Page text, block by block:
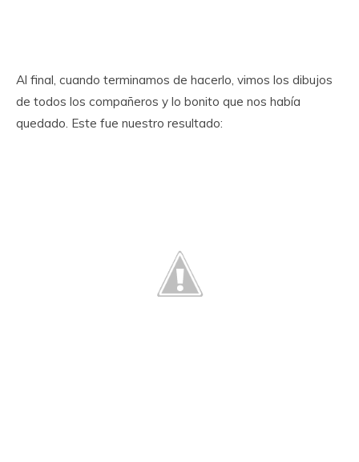
Al final, cuando terminamos de hacerlo, vimos los dibujos
de todos los compañeros y lo bonito que nos había
quedado. Este fue nuestro resultado: